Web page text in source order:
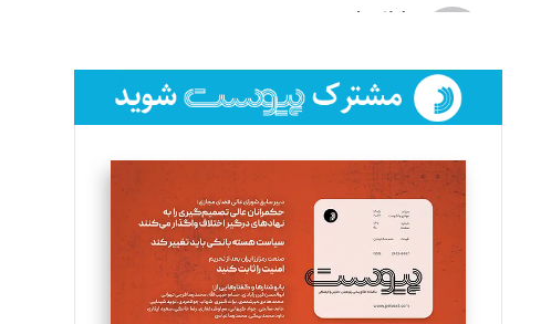
لیلا حنارود
فائزه فتحی رستمی
تحریریه
سروش کرمیان
تحریریه